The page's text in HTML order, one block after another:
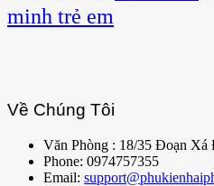
minh trẻ em
Về Chúng Tôi
Văn Phòng : 18/35 Đoạn
Phone: 0974757355
Email: